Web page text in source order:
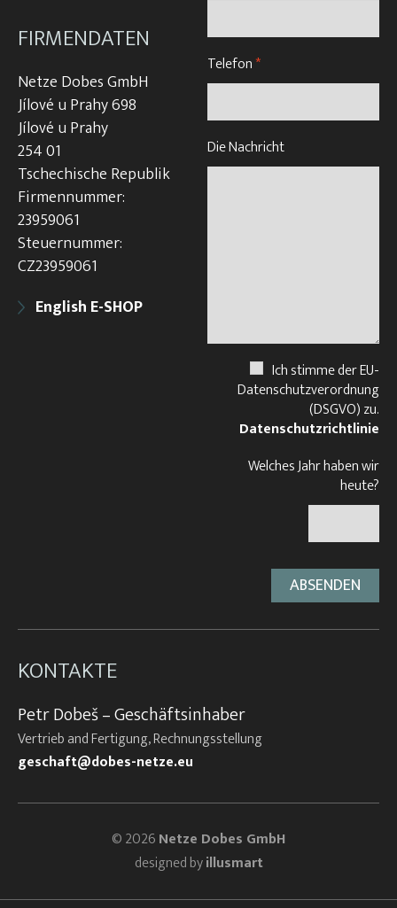
FIRMENDATEN
Netze Dobes GmbH
Jílové u Prahy 698
Jílové u Prahy
254 01
Tschechische Republik
Firmennummer:
23959061
Steuernummer:
CZ23959061
English E-SHOP
Telefon*
Die Nachricht
Ich stimme der EU-
Datenschutzverordnung
(DSGVO) zu.
Datenschutzrichtlinie
Welches Jahr haben wir
heute?
KONTAKTE
Petr Dobeš – Geschäftsinhaber
Vertrieb and Fertigung, Rechnungsstellung
geschaft@dobes-netze.eu
© 2026Netze Dobes GmbH
designed byillusmart